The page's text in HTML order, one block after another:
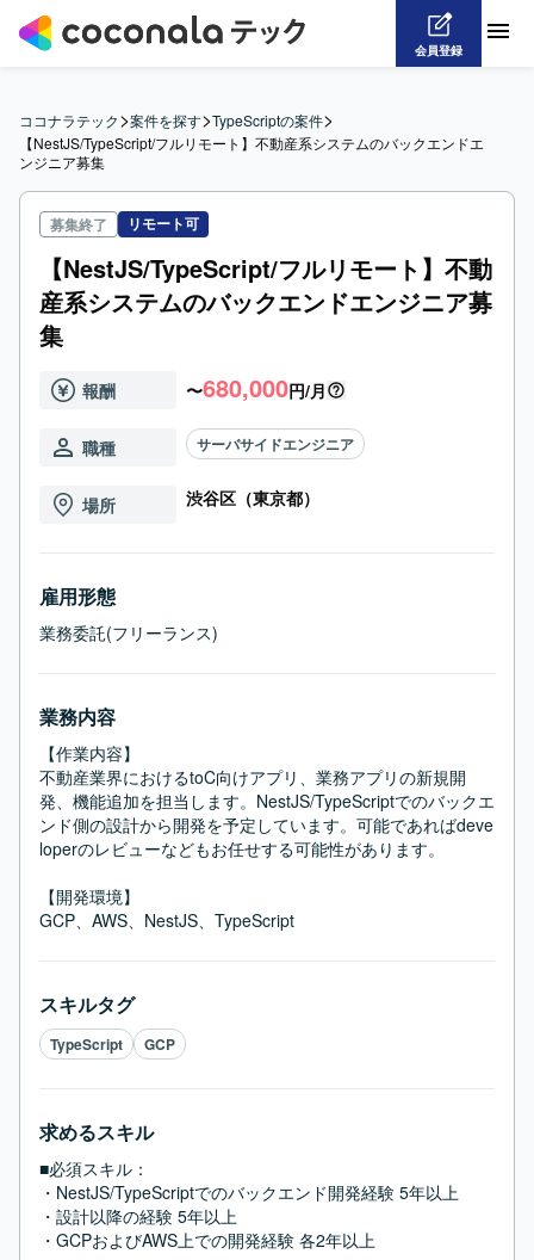
会員登録
ココナラテック>案件を探す>TypeScriptの案件>
【NestJS/TypeScript/フルリモート】不動産系システムのバックエンドエ
ンジニア募集
募集終了 リモート可
【NestJS/TypeScript/フルリモート】不動
産系システムのバックエンドエンジニア募
集
報酬 〜680,000円/月
職種 サーバサイドエンジニア
場所 渋谷区（東京都）
雇用形態
業務委託(フリーランス)
業務内容
【作業内容】
不動産業界におけるtoC向けアプリ、業務アプリの新規開
発、機能追加を担当します。NestJS/TypeScriptでのバックエ
ンド側の設計から開発を予定しています。可能であればdeve
loperのレビューなどもお任せする可能性があります。
【開発環境】
GCP、AWS、NestJS、TypeScript
スキルタグ
TypeScript GCP
求めるスキル
■必須スキル：
・NestJS/TypeScriptでのバックエンド開発経験 5年以上
・設計以降の経験 5年以上
・GCPおよびAWS上での開発経験 各2年以上